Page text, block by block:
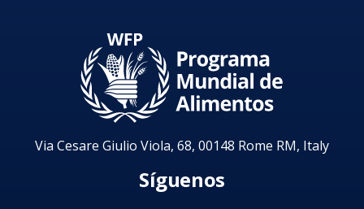
Via Cesare Giulio Viola, 68, 00148 Rome RM, Italy
Síguenos